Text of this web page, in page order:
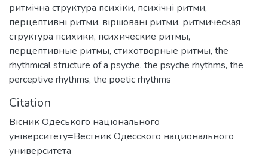
ритмічна структура психіки, психічні ритми,
перцептивні ритми, віршовані ритми, ритмическая
структура психики, психические ритмы,
перцептивные ритмы, стихотворные ритмы, the
rhythmical structure of a psyche, the psyche rhythms, the
perceptive rhythms, the poetic rhythms
Citation
Вісник Одеського національного
університету=Вестник Одесского национального
университета